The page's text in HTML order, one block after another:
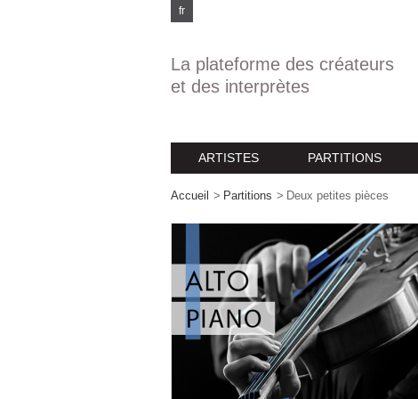
La plateforme des créateurs
et des interprètes
fr
ARTISTES PARTITIONS
Accueil > Partitions > Deux petites pièces